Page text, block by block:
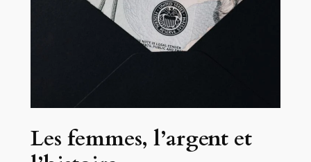
Les femmes, l’argent et